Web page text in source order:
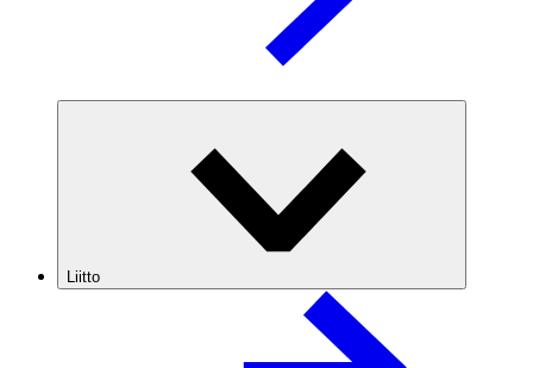
Liitto